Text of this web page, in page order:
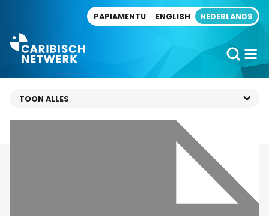
PAPIAMENTU ENGLISH NEDERLANDS